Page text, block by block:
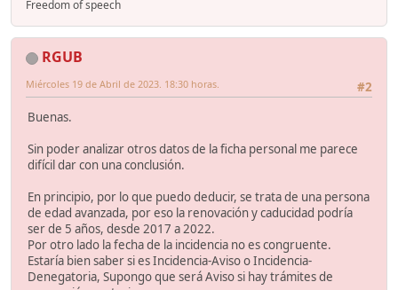
Freedom of speech
RGUB
#2
Miércoles 19 de Abril de 2023. 18:30 horas.
Buenas.
Sin poder analizar otros datos de la ficha personal me parece
difícil dar con una conclusión.
En principio, por lo que puedo deducir, se trata de una persona
de edad avanzada, por eso la renovación y caducidad podría
ser de 5 años, desde 2017 a 2022.
Por otro lado la fecha de la incidencia no es congruente.
Estaría bien saber si es Incidencia-Aviso o Incidencia-
Denegatoria, Supongo que será Aviso si hay trámites de